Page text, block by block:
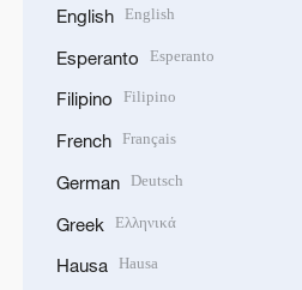
English English
Esperanto Esperanto
Filipino Filipino
French Français
German Deutsch
Greek Ελληνικά
Hausa Hausa